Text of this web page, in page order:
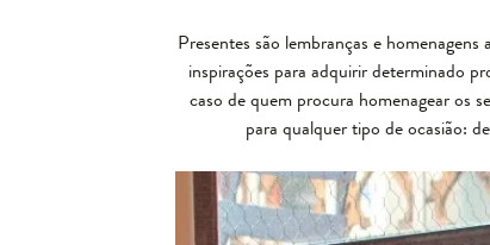
Presentes são lembranças e
inspirações para adquirir determinado
caso de quem procura homenagear os
para qualquer tipo de ocasião: